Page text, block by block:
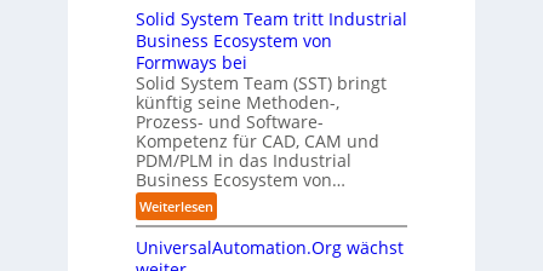
n
z
-
C
E
O
h
e
n
z
e
n
t
r
e
n
n
T
e
f
f
p
u
n
k
t
f
r
b
:
D
i
s
r
u
p
t
b
l
i
c
Solid System Team tritt Industrial
Business Ecosystem von
Formways bei
Solid System Team (SST) bringt
künftig seine Methoden-,
Prozess- und Software-
Kompetenz für CAD, CAM und
PDM/PLM in das Industrial
Business Ecosystem von…
Weiterlesen:
S
o
UniversalAutomation.Org wächst